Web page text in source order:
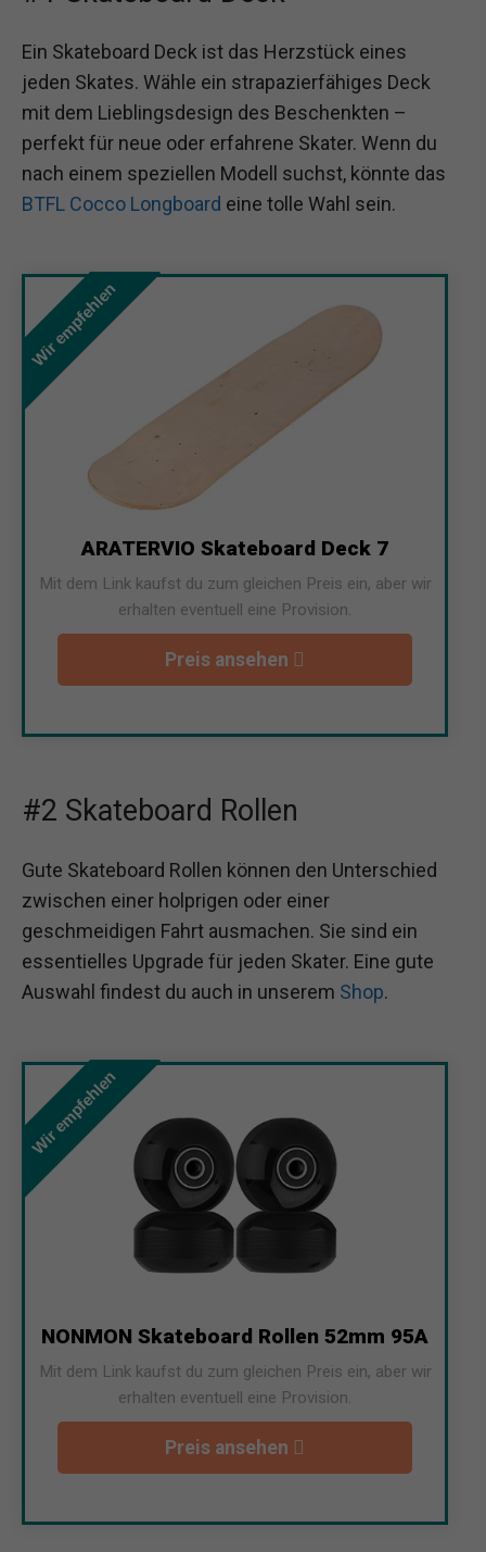
Ein Skateboard Deck ist das Herzstück eines
jeden Skates. Wähle ein strapazierfähiges Deck
mit dem Lieblingsdesign des Beschenkten –
perfekt für neue oder erfahrene Skater. Wenn du
nach einem speziellen Modell suchst, könnte das
BTFL Cocco Longboard eine tolle Wahl sein.
Wir empfehlen
ARATERVIO Skateboard Deck 7
Mit dem Link kaufst du zum gleichen Preis ein, aber wir
erhalten eventuell eine Provision.
Preis ansehen
#2 Skateboard Rollen
Gute Skateboard Rollen können den Unterschied
zwischen einer holprigen oder einer
geschmeidigen Fahrt ausmachen. Sie sind ein
essentielles Upgrade für jeden Skater. Eine gute
Auswahl findest du auch in unserem Shop.
Wir empfehlen
NONMON Skateboard Rollen 52mm 95A
Mit dem Link kaufst du zum gleichen Preis ein, aber wir
erhalten eventuell eine Provision.
Preis ansehen